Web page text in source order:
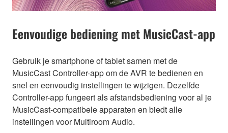
Eenvoudige bediening met MusicCast-app
Gebruik je smartphone of tablet samen met de
MusicCast Controller-app om de AVR te bedienen en
snel en eenvoudig instellingen te wijzigen. Dezelfde
Controller-app fungeert als afstandsbediening voor al je
MusicCast-compatibele apparaten en biedt alle
instellingen voor Multiroom Audio.